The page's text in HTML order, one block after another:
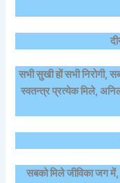
सभी सुखी हों सभी निरोगी,
स्वतन्त्र प्रत्येक मिले,
सबको मिले जीविका जग